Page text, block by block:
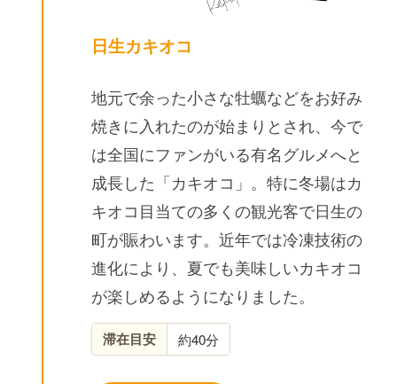
日生カキオコ
地元で余った小さな牡蠣などをお好み
焼きに入れたのが始まりとされ、今で
は全国にファンがいる有名グルメへと
成長した「カキオコ」。特に冬場はカ
キオコ目当ての多くの観光客で日生の
町が賑わいます。近年では冷凍技術の
進化により、夏でも美味しいカキオコ
が楽しめるようになりました。
滞在目安 約40分